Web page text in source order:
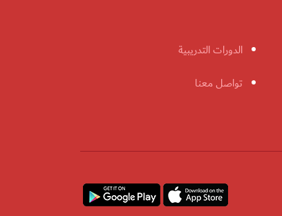
الدورات التدريبية
تواصل معنا